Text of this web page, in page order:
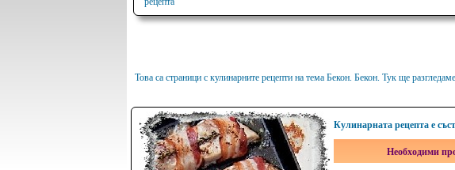
Това са страници с кулинарните рецепти на тема Бекон. Бекон. Тук ще
Кулинарната рецепта е
Необходими